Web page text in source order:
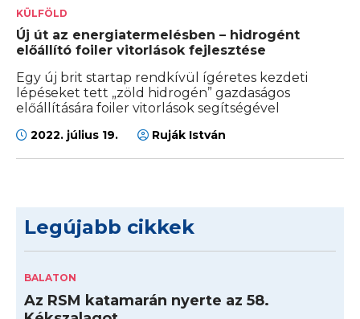
KÜLFÖLD
Új út az energiatermelésben – hidrogént
előállító foiler vitorlások fejlesztése
Egy új brit startap rendkívül ígéretes kezdeti
lépéseket tett „zöld hidrogén” gazdaságos
előállítására foiler vitorlások segítségével
2022. július 19. Ruják István
Legújabb cikkek
BALATON
Az RSM katamarán nyerte az 58.